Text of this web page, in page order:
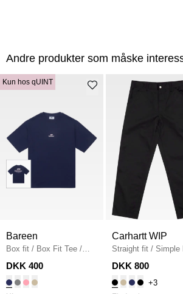
Andre produkter som måske
Kun hos qUINT
Bareen
Box fit / Box Fit Tee /
NAVY
DKK 400
Carhartt WIP
Straight fit / Simple
I020075 / BLACK
DKK 800
+3